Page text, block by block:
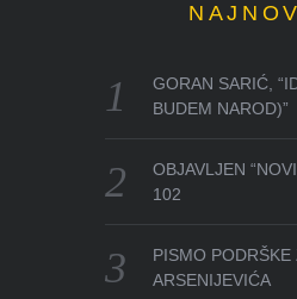
GORAN SARIĆ,
BUDEM NAROD)”
OBJAVLJEN
102
PISMO PODRŠKE
ARSENIJEVIĆA